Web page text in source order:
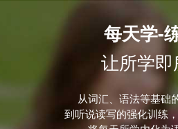
每天学-
让所学
从词汇、语法等基础
到听说读写的强化训练